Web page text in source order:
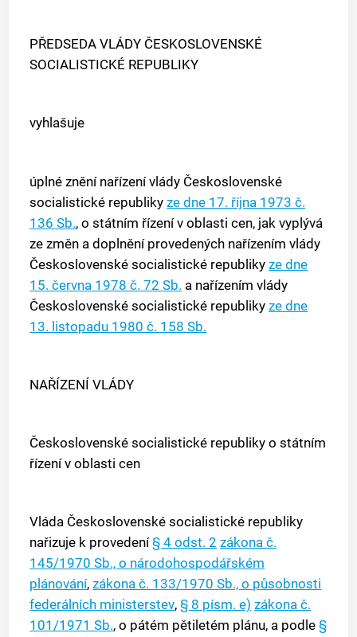
PŘEDSEDA VLÁDY ČESKOSLOVENSKÉ
SOCIALISTICKÉ REPUBLIKY
vyhlašuje
úplné znění nařízení vlády Československé
socialistické republikyze dne 17. října 1973 č.
136 Sb., o státním řízení v oblasti cen, jak vyplývá
ze změn a doplnění provedených nařízením vlády
Československé socialistické republikyze dne
15. června 1978 č. 72 Sb. a nařízením vlády
Československé socialistické republikyze dne
13. listopadu 1980 č. 158 Sb.
NAŘÍZENÍ VLÁDY
Československé socialistické republiky o státním
řízení v oblasti cen
Vláda Československé socialistické republiky
nařizuje k provedení§ 4 odst. 2 zákona č.
145/1970 Sb., o národohospodářském
plánování,zákona č. 133/1970 Sb., o působnosti
federálních ministerstev,§ 8 písm. e) zákona č.
101/1971 Sb., o pátém pětiletém plánu, a podle§